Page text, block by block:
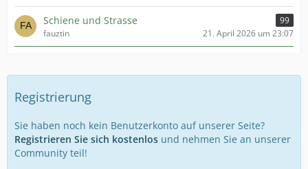
Schiene und Strasse
99
fauztin
21. April 2026 um 23:07
Registrierung
Sie haben noch kein Benutzerkonto auf unserer Seite?
Registrieren Sie sich kostenlos und nehmen Sie an unserer
Community teil!